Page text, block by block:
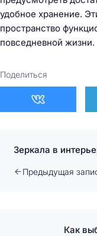
удобное хранение.
пространство
повседневной жизни.
Поделиться
Зеркала в
Предыдущая
Как